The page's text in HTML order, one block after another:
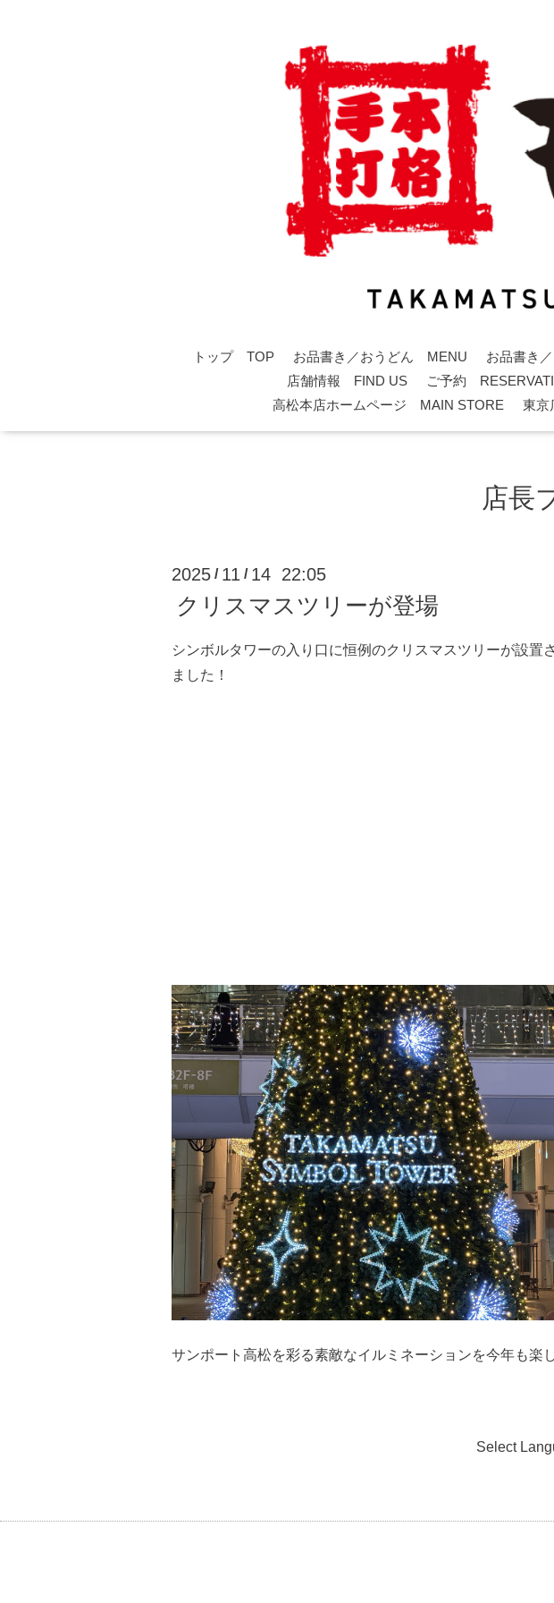
トップ TOP お品書き／おうどん MENU お品書き
店舗情報 FIND US
ご予約
高松本店ホームページ MAIN STORE
東京
店長
2025 / 11 / 14 22:05
クリスマスツリーが登場
シンボルタワーの入り口に恒例のクリスマスツリーが設置
ました！
サンポート高松を彩る素敵なイルミネーションを今年も楽
Select